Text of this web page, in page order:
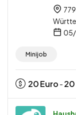
Minijob
20Euro - 20